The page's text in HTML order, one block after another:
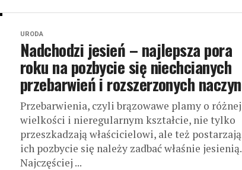
URODA
Nadchodzi jesień – najlepsza pora
roku na pozbycie się niechcianych
przebarwień i rozszerzonych
Przebarwienia, czyli brązowawe plamy o różnej
wielkości i nieregularnym kształcie, nie tylko
przeszkadzają właścicielowi, ale też
ich pozbycie się należy zadbać właśnie jesienią.
Najczęściej ...